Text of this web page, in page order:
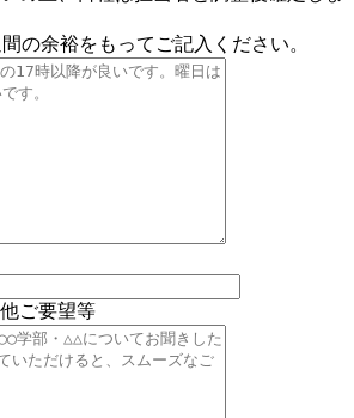
の余裕をもってご記入ください。
ご要望等